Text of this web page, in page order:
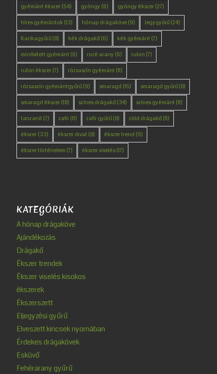
gyémánt ékszer(54) gyöngy (6) gyöngy ékszer(27)
híres gyémántok(13) hónap drágaköve(9) Jegygyűrű(24)
Karikagyűrű(8) kék drágakő(6) kék gyémánt (7)
minősített gyémánt (6) rozé arany (6) rubin (7)
rubin ékszer(7) rózsaszín gyémánt (11)
rózsaszín gyémántgyűrű(9) smaragd (15) smaragd gyűrű(8)
smaragd ékszer(18) színes drágakő(34) színes gyémánt (11)
tanzanit (7) zafír(11) zafír gyűrű(8) zöld drágakő(11)
ékszer(33) ékszer divat (8) ékszer trend (9)
ékszer történelem (7) ékszer viselés(17)
KATEGÓRIÁK
A hónap drágaköve
Ajándékozás
Drágakő
Ékszer trendek
Ékszer viselés kisokos
ékszerek
Ékszerszett
Eljegyzési gyűrű
Elveszett kincsek nyomában
Érdekes drágakövek
Esküvő
Fehérarany gyűrű